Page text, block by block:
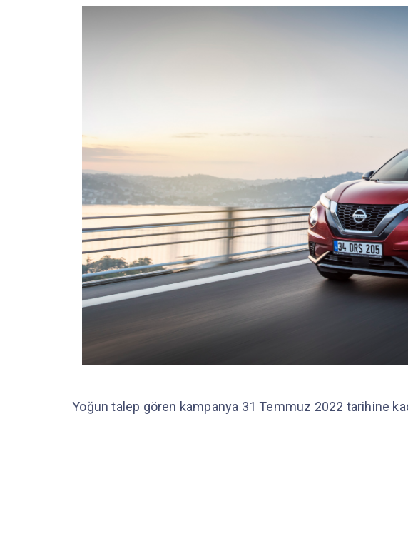
Yoğun talep gören kampanya 31 Temmuz 2022 tarihine